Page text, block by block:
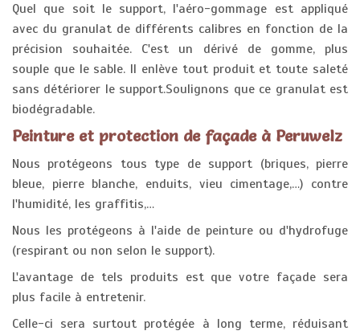
Quel que soit le support, l'aéro-gommage est appliqué
avec du granulat de différents calibres en fonction de la
précision souhaitée. C'est un dérivé de gomme, plus
souple que le sable. Il enlève tout produit et toute saleté
sans détériorer le support.Soulignons que ce granulat est
biodégradable.
Peinture et protection de façade à Peruwelz
Nous protégeons tous type de support (briques, pierre
bleue, pierre blanche, enduits, vieu cimentage,…) contre
l'humidité, les graffitis,…
Nous les protégeons à l'aide de peinture ou d'hydrofuge
(respirant ou non selon le support).
L'avantage de tels produits est que votre façade sera
plus facile à entretenir.
Celle-ci sera surtout protégée à long terme, réduisant